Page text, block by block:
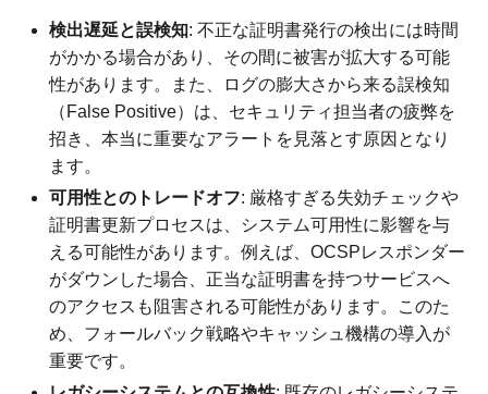
検出遅延と誤検知: 不正な証明書発行の検出には時間
がかかる場合があり、その間に被害が拡大する可能
性があります。また、ログの膨大さから来る誤検知
（False Positive）は、セキュリティ担当者の疲弊を
招き、本当に重要なアラートを見落とす原因となり
ます。
可用性とのトレードオフ: 厳格すぎる失効チェックや
証明書更新プロセスは、システム可用性に影響を与
える可能性があります。例えば、OCSPレスポンダー
がダウンした場合、正当な証明書を持つサービスへ
のアクセスも阻害される可能性があります。このた
め、フォールバック戦略やキャッシュ機構の導入が
重要です。